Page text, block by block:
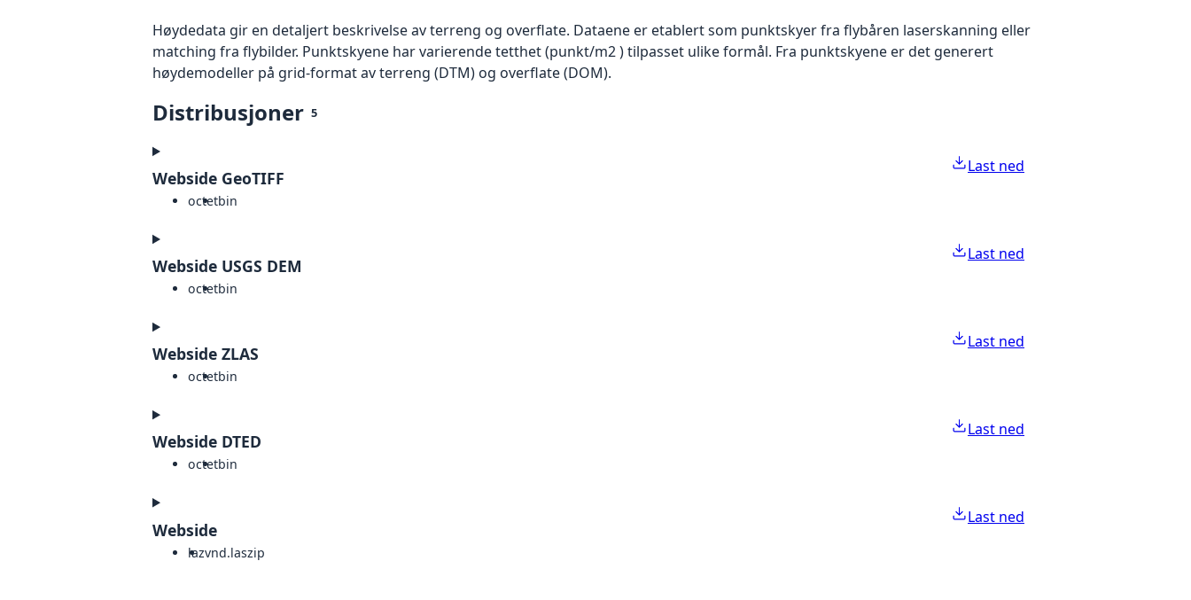
Høydedata gir en detaljert beskrivelse av terreng og overflate. Dataene er etablert som punktskyer fra flybåren laserskanning eller
matching fra flybilder. Punktskyene har varierende tetthet (punkt/m2 ) tilpasset ulike formål. Fra punktskyene er det generert
høydemodeller på grid-format av terreng (DTM) og overflate (DOM).
Distribusjoner 5
Webside GeoTIFF
octetbin
Last ned
Webside USGS DEM
octetbin
Last ned
Webside ZLAS
octetbin
Last ned
Webside DTED
octetbin
Last ned
Webside
lazvnd.laszip
Last ned